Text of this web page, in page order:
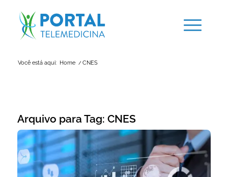
Você está aqui: Home / CNES
Arquivo para Tag: CNES